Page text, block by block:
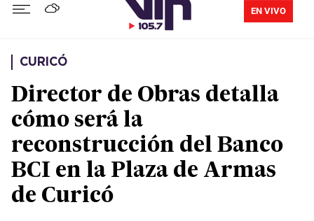
EN VIVO
CURICÓ
Director de Obras detalla
cómo será la
reconstrucción del Banco
BCI en la Plaza de Armas
de Curicó